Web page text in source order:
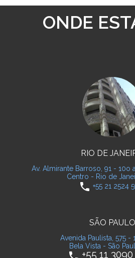
ONDE
RIO DE
Av. Almirante Barroso, 91 - 10o
Centro - Rio de
phone +55 21 2524
SÃO PAULO
Avenida Paulista, 575 -
Bela Vista - São
+55 11